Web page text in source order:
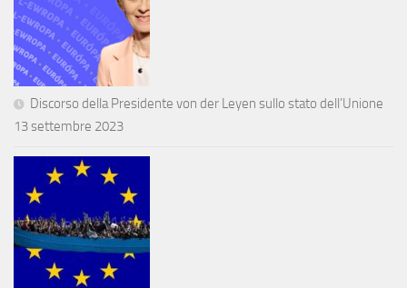
Discorso della Presidente von der Leyen sullo stato dell’Unione
13 settembre 2023